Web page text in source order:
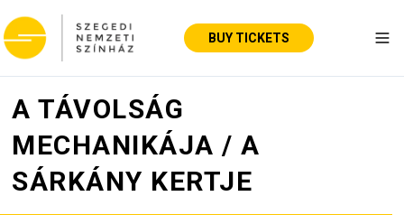
BUY TICKETS
A TÁVOLSÁG
MECHANIKÁJA / A
SÁRKÁNY KERTJE